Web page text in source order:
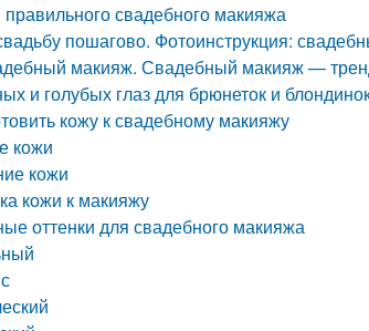
свадебного макияжа
пошагово. Фотоинструкция:
макияж. Свадебный макияж —
и голубых глаз для брюнеток и
кожу к свадебному макияжу
кожи
кожи
кожи к макияжу
оттенки для свадебного макияжа